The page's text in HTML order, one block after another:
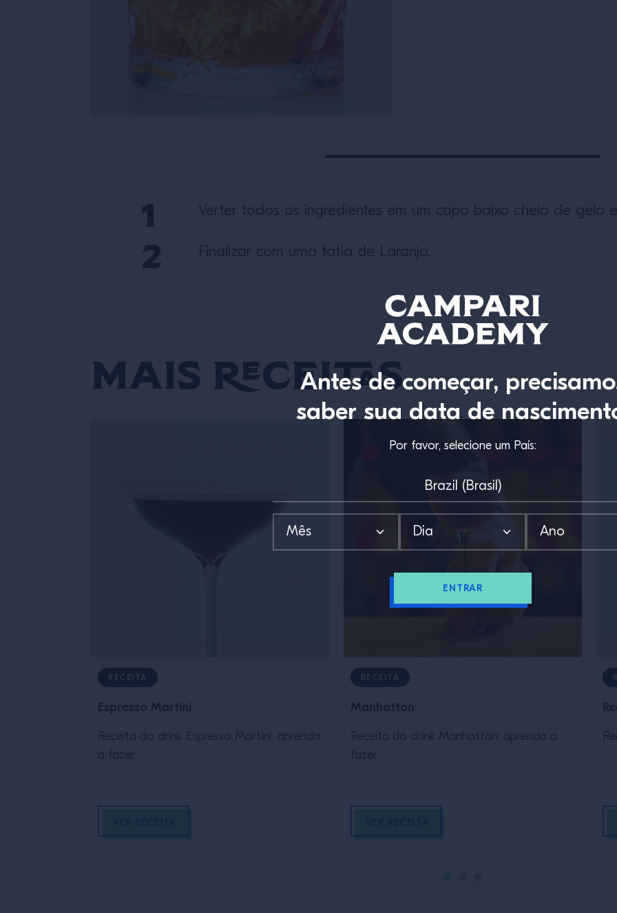
Antes de começar,
saber sua data de
Por favor, selecione um País:
ENTRAR
Verter todos os ingredientes em um copo baixo cheio de gelo
Finalizar com uma fatia de Laranja.
Mais receitas
RECEITA
Espresso Martini
Receita do drink Espresso Martini: aprenda
a fazer
RECEITA
Manhattan
Receita do drink Manhattan: aprenda a
fazer